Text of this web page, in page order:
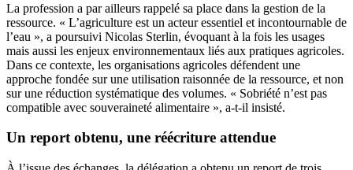
La profession a par ailleurs rappelé sa place dans la gestion de la
ressource. « L’agriculture est un acteur essentiel et incontournable de
l’eau », a poursuivi Nicolas Sterlin, évoquant à la fois les usages
mais aussi les enjeux environnementaux liés aux pratiques agricoles.
Dans ce contexte, les organisations agricoles défendent une
approche fondée sur une utilisation raisonnée de la ressource, et non
sur une réduction systématique des volumes. « Sobriété n’est pas
compatible avec souveraineté alimentaire », a-t-il insisté.
Un report obtenu, une réécriture attendue